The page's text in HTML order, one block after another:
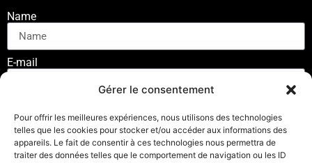
Gérer le consentement
Pour offrir les meilleures expériences, nous utilisons des technologies
telles que les cookies pour stocker et/ou accéder aux informations des
appareils. Le fait de consentir à ces technologies nous permettra de
traiter des données telles que le comportement de navigation ou les ID
Name
E-mail
SUSCRIBE